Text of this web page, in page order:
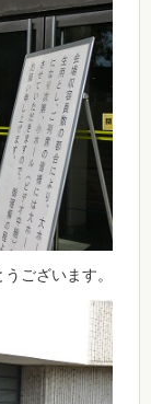
ございます。